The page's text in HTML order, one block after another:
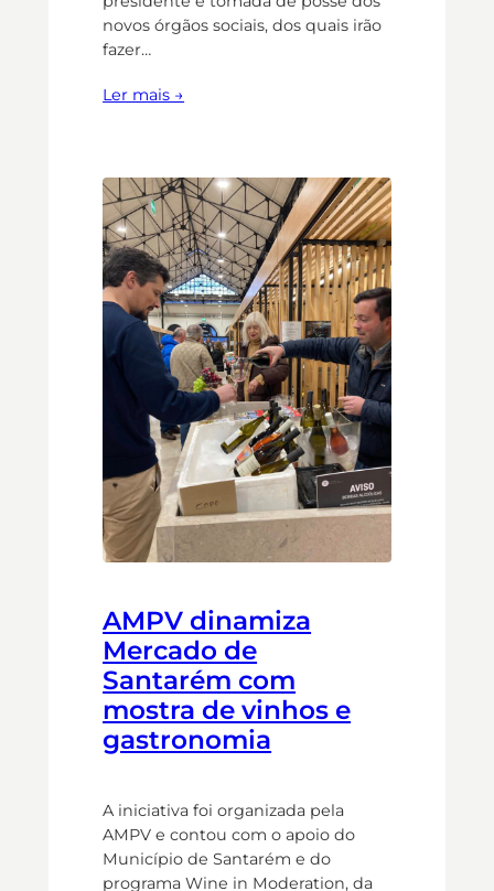
novos órgãos sociais, dos quais irão
fazer…
Ler mais →
AMPV dinamiza
Mercado de
Santarém com
mostra de vinhos e
gastronomia
A iniciativa foi organizada pela
AMPV e contou com o apoio do
Município de Santarém e do
programa Wine in Moderation, da